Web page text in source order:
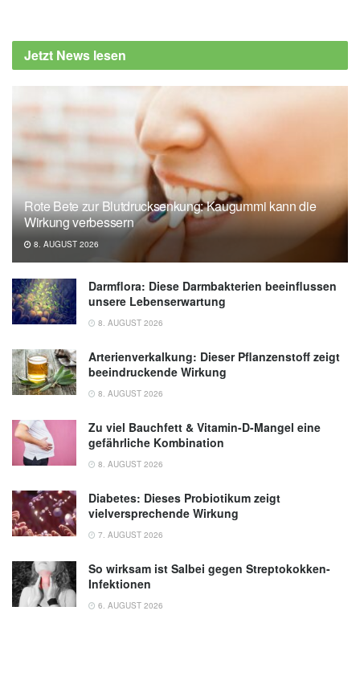
Lungentag: Einfluss des Klimawandels auf
Lungenerkrankungen, (Abruf: 01.09.2019),
Jetzt News lesen
Rote Bete zur Blutdrucksenkung: Kaugummi kann die
Wirkung verbessern
8. AUGUST 2026
Darmflora: Diese Darmbakterien beeinflussen
unsere Lebenserwartung
8. AUGUST 2026
Arterienverkalkung: Dieser Pflanzenstoff zeigt
beeindruckende Wirkung
8. AUGUST 2026
Zu viel Bauchfett & Vitamin-D-Mangel eine
gefährliche Kombination
8. AUGUST 2026
Diabetes: Dieses Probiotikum zeigt
vielversprechende Wirkung
7. AUGUST 2026
So wirksam ist Salbei gegen Streptokokken-
Infektionen
6. AUGUST 2026